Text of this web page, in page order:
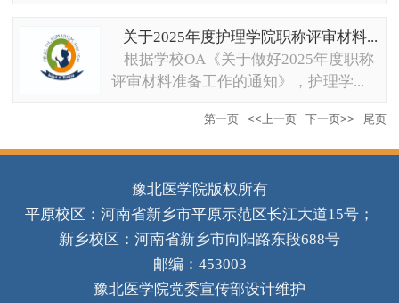
关于2025年度护理学院职称评审材料...
根据学校OA《关于做好2025年度职称
评审材料准备工作的通知》，护理学...
第一页 <<上一页 下一页>> 尾页
豫北医学院版权所有
平原校区：河南省新乡市平原示范区长江大道15号；
新乡校区：河南省新乡市向阳路东段688号
邮编：453003
豫北医学院党委宣传部设计维护